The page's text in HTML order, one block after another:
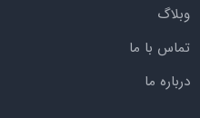
وبلاگ
تماس با ما
درباره ما